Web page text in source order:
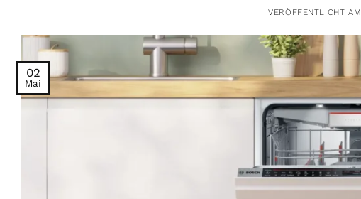
VERÖFFENTLICHT AM
02
Mai